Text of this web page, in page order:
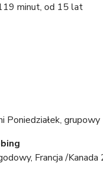
minut, od 15 lat
Poniedziałek, grupowy
Francja /